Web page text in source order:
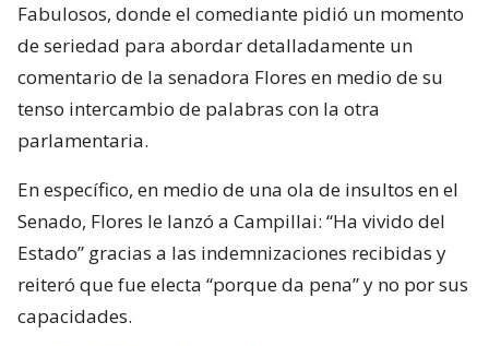
Fabulosos, donde el comediante pidió un momento
de seriedad para abordar detalladamente un
comentario de la senadora Flores en medio de su
tenso intercambio de palabras con la otra
parlamentaria.
En específico, en medio de una ola de insultos en el
Senado, Flores le lanzó a Campillai: “Ha vivido del
Estado” gracias a las indemnizaciones recibidas y
reiteró que fue electa “porque da pena” y no por sus
capacidades.